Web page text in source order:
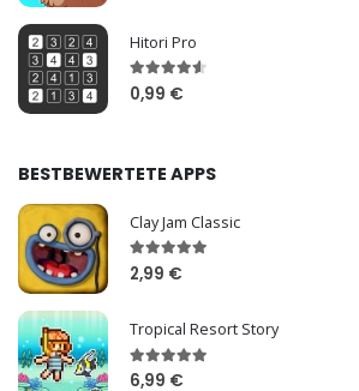
Hitori Pro
0,99 €
BESTBEWERTETE APPS
Clay Jam Classic
2,99 €
Tropical Resort Story
6,99 €